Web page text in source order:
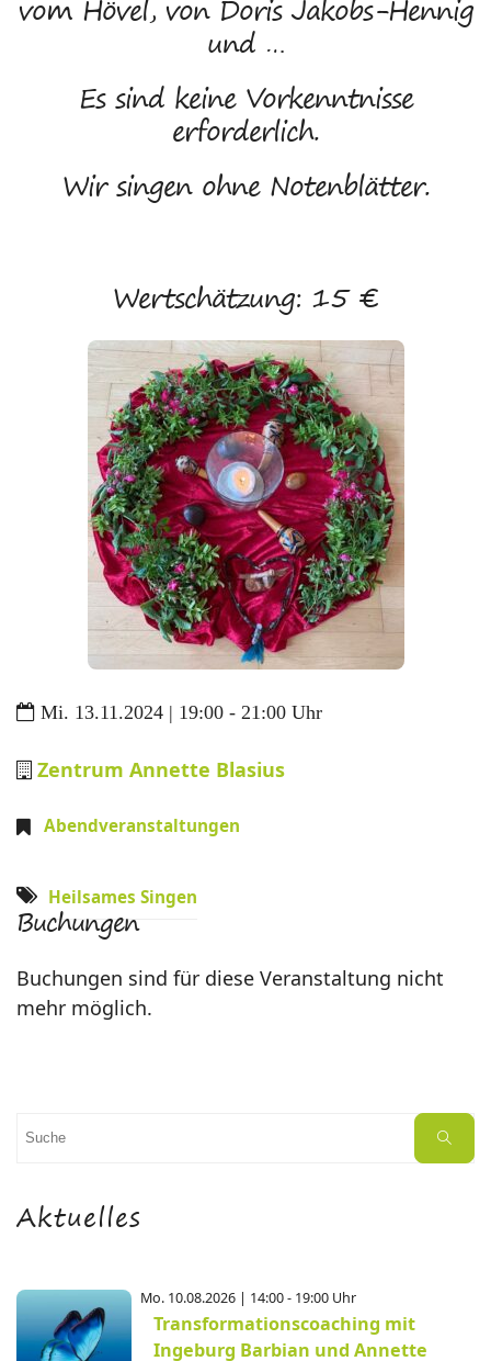
vom Hövel, von Doris Jakobs-Hennig
und …
Es sind keine Vorkenntnisse
erforderlich.
Wir singen ohne Notenblätter.
Wertschätzung: 15 €
Mi. 13.11.2024 | 19:00 - 21:00 Uhr
Zentrum Annette Blasius
Abendveranstaltungen
Heilsames Singen
Buchungen
Buchungen sind für diese Veranstaltung nicht
mehr möglich.
Suchen
Suche
Aktuelles
Mo. 10.08.2026 | 14:00 - 19:00 Uhr
Transformationscoaching mit
Ingeburg Barbian und Annette